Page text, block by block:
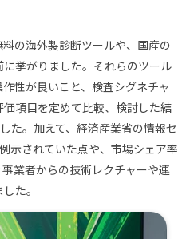
の海外製診断ツールや、国産の
挙がりました。それらのツール
性が良いこと、検査シグネチャ
項目を定めて比較、検討した結
た。加えて、経済産業省の情報セ
示されていた点や、市場シェア率
業者からの技術レクチャーや連
た。